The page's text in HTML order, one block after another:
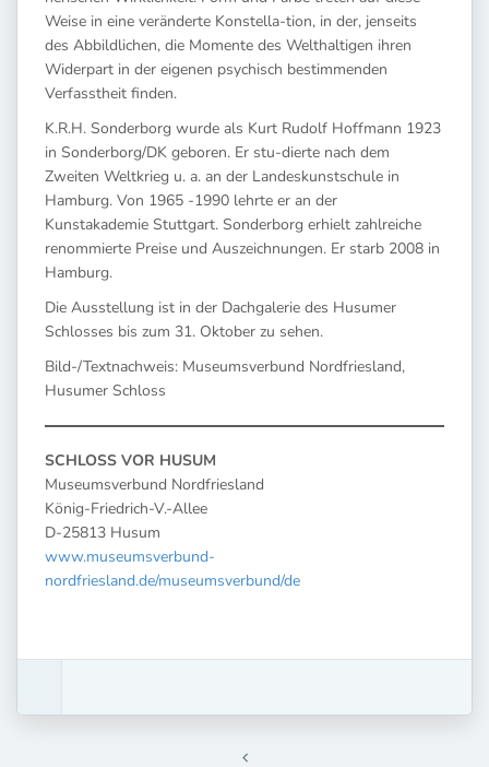
Weise in eine veränderte Konstella-tion, in der, jenseits
des Abbildlichen, die Momente des Welthaltigen ihren
Widerpart in der eigenen psychisch bestimmenden
Verfasstheit finden.
K.R.H. Sonderborg wurde als Kurt Rudolf Hoffmann 1923
in Sonderborg/DK geboren. Er stu-dierte nach dem
Zweiten Weltkrieg u. a. an der Landeskunstschule in
Hamburg. Von 1965 -1990 lehrte er an der
Kunstakademie Stuttgart. Sonderborg erhielt zahlreiche
renommierte Preise und Auszeichnungen. Er starb 2008 in
Hamburg.
Die Ausstellung ist in der Dachgalerie des Husumer
Schlosses bis zum 31. Oktober zu sehen.
Bild-/Textnachweis: Museumsverbund Nordfriesland,
Husumer Schloss
SCHLOSS VOR HUSUM
Museumsverbund Nordfriesland
König-Friedrich-V.-Allee
D-25813 Husum
www.museumsverbund-
nordfriesland.de/museumsverbund/de